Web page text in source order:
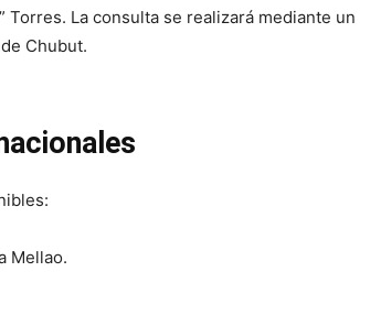
La consulta se realizará mediante un
Chubut.
Mellao.